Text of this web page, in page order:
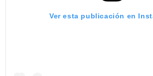
Ver esta publicación en